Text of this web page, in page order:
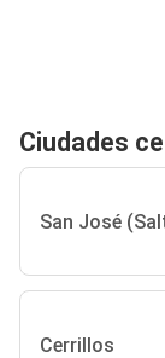
Ciudades
San José
Cerrillos